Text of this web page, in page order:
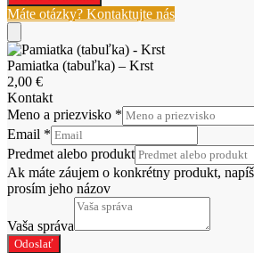
(tabuľka)
-
Krst
Máte otázky? Kontaktujte nás
Pamiatka (tabuľka) – Krst
2,00 €
Kontakt
Meno a priezvisko *
Email *
Predmet alebo produkt
Ak máte záujem o konkrétny produkt,
prosím jeho názov
Vaša správa
Odoslať